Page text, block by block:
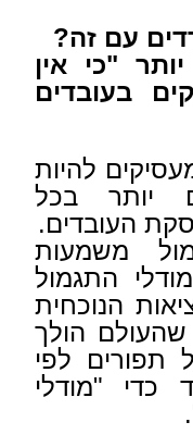
עם זה?
"כי אין
בעובדים
להיות
יותר בכל
העובדים.
משמעות
התגמול
הנוכחית
הולך
תפורים לפי
כדי "מודלי